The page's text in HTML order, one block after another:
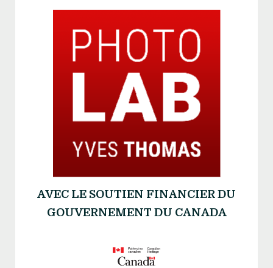
AVEC LE SOUTIEN FINANCIER DU
GOUVERNEMENT DU CANADA